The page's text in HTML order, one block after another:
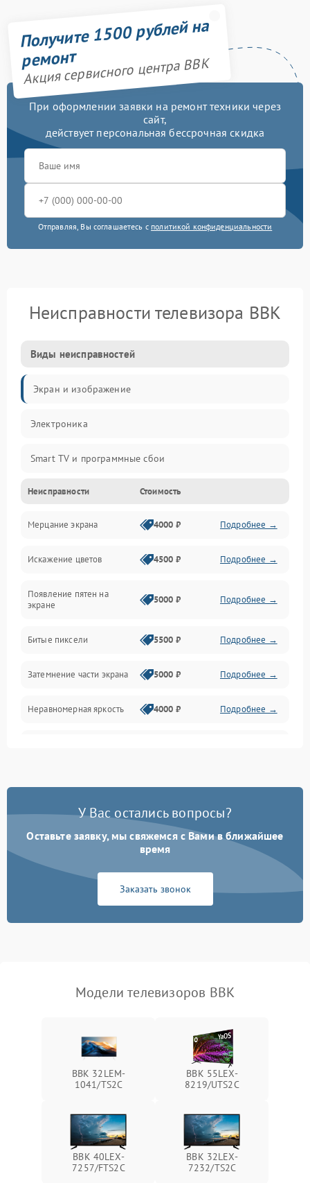
Получите 1500 рублей на
ремонт
Акция сервисного центра BBK
При оформлении заявки на ремонт техники через
сайт,
действует персональная бессрочная скидка
Отправляя, Вы соглашаетесь с политикой конфиденциальности
Неисправности телевизора BBK
Виды неисправностей
Экран и изображение
Электроника
Smart TV и программные сбои
Питание и запуск
Подсветка и LED-модули
Звук и аудиосистема
Сигнал и приём каналов
Механические повреждения
Программное обеспечение
Сеть и подключения
Аудио
Сетевая
Неисправности Стоимость
Мерцание экрана 4000 ₽ Подробнее →
Искажение цветов 4500 ₽ Подробнее →
Появление пятен на
экране
5000 ₽ Подробнее →
Битые пиксели 5500 ₽ Подробнее →
Затемнение части экрана 5000 ₽ Подробнее →
Неравномерная яркость 4000 ₽ Подробнее →
У Вас остались вопросы?
Оставьте заявку, мы свяжемся с Вами в ближайшее
время
Заказать звонок
Модели телевизоров BBK
BBK 32LEM-
1041/TS2C
BBK 55LEX-
8219/UTS2C
BBK 40LEX-
7257/FTS2C
BBK 32LEX-
7232/TS2C